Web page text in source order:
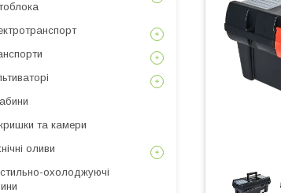
та камери
оливи
охолоджуючі